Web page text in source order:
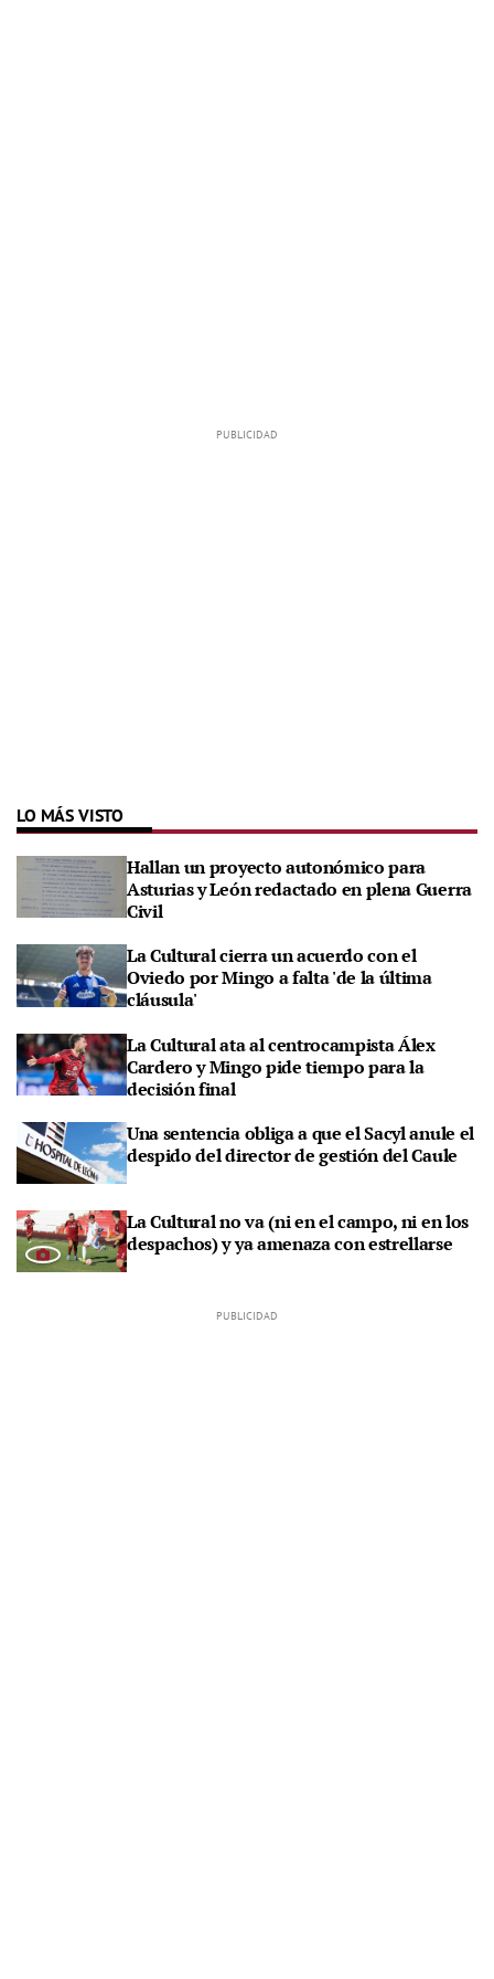
LO MÁS VISTO
Hallan un proyecto autonómico para
Asturias y León redactado en plena Guerra
Civil
La Cultural cierra un acuerdo con el
Oviedo por Mingo a falta 'de la última
cláusula'
La Cultural ata al centrocampista Álex
Cardero y Mingo pide tiempo para la
decisión final
Una sentencia obliga a que el Sacyl anule el
despido del director de gestión del Caule
La Cultural no va (ni en el campo, ni en los
despachos) y ya amenaza con estrellarse